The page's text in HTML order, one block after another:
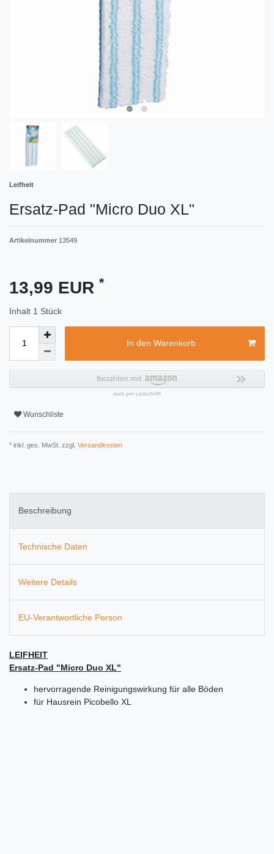
Leifheit
Ersatz-Pad "Micro Duo XL"
Artikelnummer 13549
13,99 EUR *
Inhalt 1 Stück
In den Warenkorb
Wunschliste
* inkl. ges. MwSt. zzgl. Versandkosten
Beschreibung
Technische Daten
Weitere Details
EU-Verantwortliche Person
LEIFHEIT
Ersatz-Pad "Micro Duo XL"
hervorragende Reinigungswirkung für alle Böden
für Hausrein Picobello XL